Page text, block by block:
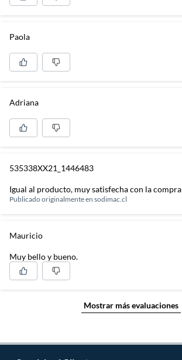
Paola
Adriana
535338XX21_1446483
Igual al producto, muy satisfecha con la compra
Publicado originalmente en sodimac.cl
Mauricio
Muy bello y bueno.
Mostrar más evaluaciones